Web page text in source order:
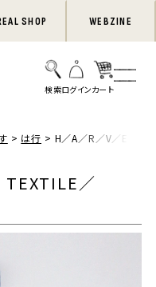
SHOP WEBZINE
は行 H／A／R／V／E／S
TEXTILE／